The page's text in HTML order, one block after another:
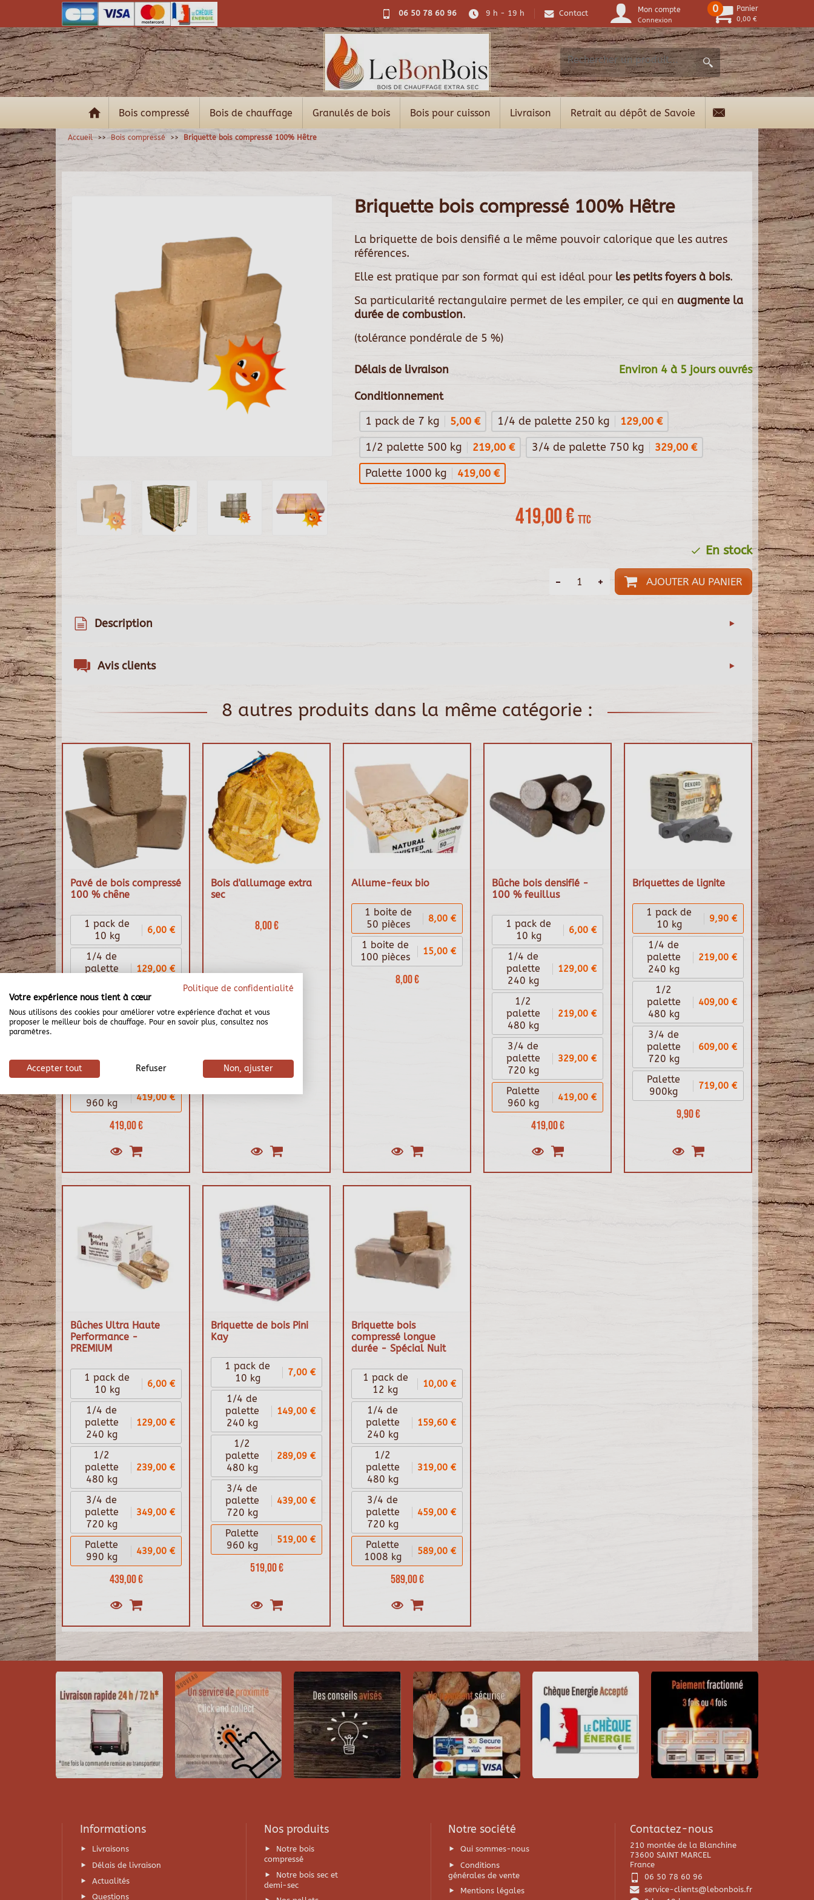
06 50 78 60 96 9 h - 19 h Contact Mon compte
Connexion
0 Panier
0,00 €
Bois compressé Bois de chauffage Granulés de bois Bois pour cuisson Livraison Retrait au dépôt de Savoie
Accueil Bois compressé Briquette bois compressé 100% Hêtre
Briquette bois compressé 100% Hêtre
La briquette de bois densifié a le même pouvoir calorique que les autres
références.
Elle est pratique par son format qui est idéal pour les petits foyers à bois.
Sa particularité rectangulaire permet de les empiler, ce qui enaugmente la
durée de combustion.
(tolérance pondérale de 5 %)
Délais de livraison
Environ 4 à 5 jours ouvrés
Conditionnement
1 pack de 7 kg
5,00 € 1/4 de palette 250 kg 129,00 €
1/2 palette 500 kg 219,00 € 3/4 de palette 750 kg 329,00 €
Palette 1000 kg 419,00 €
419,00 €TTC
En stock
AJOUTER AU PANIER
Description
Avis clients
8 autres produits dans la même catégorie :
Pavé de bois compressé
100 % chêne
419,00 €
1 pack de
10 kg
6,00 €
1/4 de
palette
129,00 €
1/2
palette
480 kg
219,00 €
palette
960 kg
419,00 €
Bois d'allumage extra
sec
8,00 €
Allume-feux bio
8,00 €
1 boite de
50 pièces
8,00 €
1 boite de
100 pièces
15,00 €
Bûche bois densifié -
100 % feuillus
419,00 €
1 pack de
10 kg
6,00 €
1/4 de
palette
240 kg
129,00 €
1/2
palette
480 kg
219,00 €
3/4 de
palette
720 kg
329,00 €
Palette
960 kg
419,00 €
Briquettes de lignite
9,90 €
1 pack de
10 kg
9,90 €
1/4 de
palette
240 kg
219,00 €
1/2
palette
480 kg
409,00 €
3/4 de
palette
720 kg
609,00 €
Palette
900kg
719,00 €
Bûches Ultra Haute
Performance -
PREMIUM
439,00 €
1 pack de
10 kg
6,00 €
1/4 de
palette
240 kg
129,00 €
1/2
palette
480 kg
239,00 €
3/4 de
palette
720 kg
349,00 €
Palette
990 kg
439,00 €
Briquette de bois Pini
Kay
519,00 €
1 pack de
10 kg
7,00 €
1/4 de
palette
240 kg
149,00 €
1/2
palette
480 kg
289,09 €
3/4 de
palette
720 kg
439,00 €
Palette
960 kg
519,00 €
Briquette bois
compressé longue
durée - Spécial Nuit
589,00 €
1 pack de
12 kg
10,00 €
1/4 de
palette
240 kg
159,60 €
1/2
palette
480 kg
319,00 €
3/4 de
palette
720 kg
459,00 €
Palette
1008 kg
589,00 €
Informations
Livraisons
Délais de livraison
Actualités
Questions
Nos produits
Notre bois
compressé
Notre bois sec et
demi-sec
Notre société
Qui sommes-nous
Conditions
générales de vente
Mentions légales
Contactez-nous
210 montée de la Blanchine
73600 SAINT MARCEL
France
06 50 78 60 96
service-clients@lebonbois.fr
Politique de confidentialité
Votre expérience nous tient à cœur
Nous utilisons des cookies pour améliorer votre expérience d'achat et vous
proposer le meilleur bois de chauffage. Pour en savoir plus, consultez nos
paramètres.
Accepter tout Refuser Non, ajuster